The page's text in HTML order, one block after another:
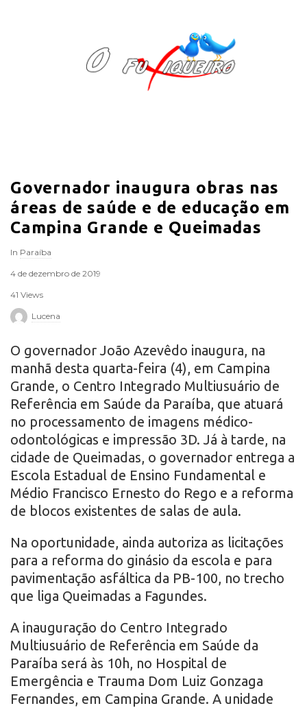
F
q
u
e
o
Governador inaugura obras nas
áreas de saúde e de educação em
Campina Grande e Queimadas
In Paraíba
4 de dezembro de 2019
41 Views
Lucena
O governador João Azevêdo inaugura, na
manhã desta quarta-feira (4), em Campina
Grande, o Centro Integrado Multiusuário de
Referência em Saúde da Paraíba, que atuará
no processamento de imagens médico-
odontológicas e impressão 3D. Já à tarde, na
cidade de Queimadas, o governador entrega a
Escola Estadual de Ensino Fundamental e
Médio Francisco Ernesto do Rego e a reforma
de blocos existentes de salas de aula.
Na oportunidade, ainda autoriza as licitações
para a reforma do ginásio da escola e para
pavimentação asfáltica da PB-100, no trecho
que liga Queimadas a Fagundes.
A inauguração do Centro Integrado
Multiusuário de Referência em Saúde da
Paraíba será às 10h, no Hospital de
Emergência e Trauma Dom Luiz Gonzaga
Fernandes, em Campina Grande. A unidade